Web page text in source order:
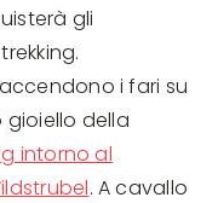
gli
i fari su
della
intorno al
. A cavallo